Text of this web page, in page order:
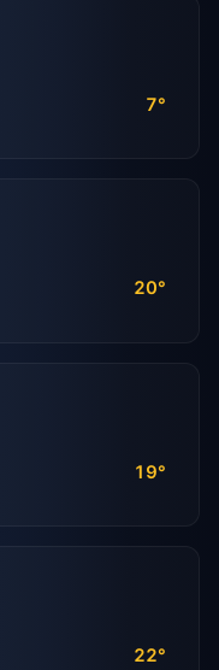
7°
20°
19°
22°